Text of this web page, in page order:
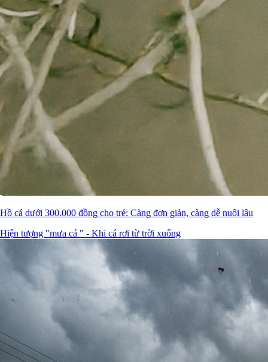
Hồ cá dưới 300.000 đồng cho trẻ: Càng đơn giản, càng dễ nuôi lâu
Hiện tượng "mưa cá " - Khi cá rơi từ trời xuống